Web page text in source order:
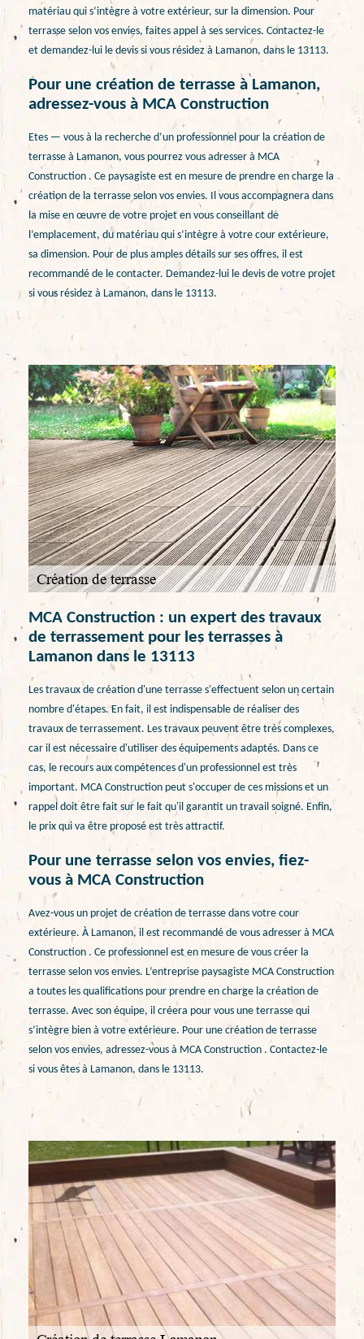
matériau qui s’intègre à votre extérieur, sur la dimension. Pour
terrasse selon vos envies, faites appel à ses services. Contactez-le
et demandez-lui le devis si vous résidez à Lamanon, dans le 13113.
Pour une création de terrasse à Lamanon,
adressez-vous à MCA Construction
Etes — vous à la recherche d’un professionnel pour la création de
terrasse à Lamanon, vous pourrez vous adresser à MCA
Construction . Ce paysagiste est en mesure de prendre en charge la
création de la terrasse selon vos envies. Il vous accompagnera dans
la mise en œuvre de votre projet en vous conseillant de
l’emplacement, du matériau qui s’intègre à votre cour extérieure,
sa dimension. Pour de plus amples détails sur ses offres, il est
recommandé de le contacter. Demandez-lui le devis de votre projet
si vous résidez à Lamanon, dans le 13113.
MCA Construction : un expert des travaux
de terrassement pour les terrasses à
Lamanon dans le 13113
Les travaux de création d'une terrasse s'effectuent selon un certain
nombre d'étapes. En fait, il est indispensable de réaliser des
travaux de terrassement. Les travaux peuvent être très complexes,
car il est nécessaire d'utiliser des équipements adaptés. Dans ce
cas, le recours aux compétences d'un professionnel est très
important. MCA Construction peut s'occuper de ces missions et un
rappel doit être fait sur le fait qu'il garantit un travail soigné. Enfin,
le prix qui va être proposé est très attractif.
Pour une terrasse selon vos envies, fiez-
vous à MCA Construction
Avez-vous un projet de création de terrasse dans votre cour
extérieure. À Lamanon, il est recommandé de vous adresser à MCA
Construction . Ce professionnel est en mesure de vous créer la
terrasse selon vos envies. L’entreprise paysagiste MCA Construction
a toutes les qualifications pour prendre en charge la création de
terrasse. Avec son équipe, il créera pour vous une terrasse qui
s’intègre bien à votre extérieure. Pour une création de terrasse
selon vos envies, adressez-vous à MCA Construction . Contactez-le
si vous êtes à Lamanon, dans le 13113.